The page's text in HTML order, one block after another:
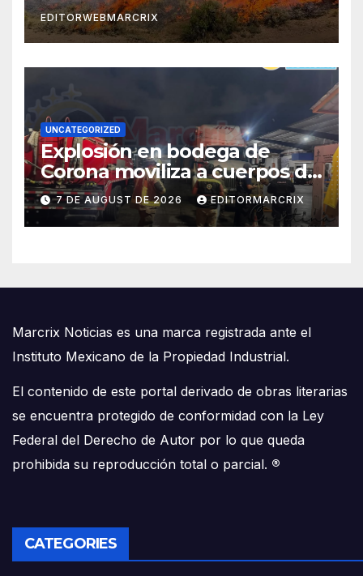
EDITORWEBMARCRIX
UNCATEGORIZED
Explosión en bodega de
Corona moviliza a cuerpos de
emergencia en Cancún
7 DE AUGUST DE 2026 EDITORMARCRIX
Marcrix Noticias es una marca registrada ante el
Instituto Mexicano de la Propiedad Industrial.
El contenido de este portal derivado de obras literarias
se encuentra protegido de conformidad con la Ley
Federal del Derecho de Autor por lo que queda
prohibida su reproducción total o parcial. ®
CATEGORIES